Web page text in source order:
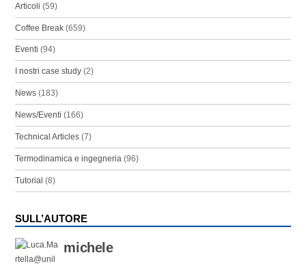
Articoli (59)
Coffee Break (659)
Eventi (94)
I nostri case study (2)
News (183)
News/Eventi (166)
Technical Articles (7)
Termodinamica e ingegneria (96)
Tutorial (8)
SULL’AUTORE
michele